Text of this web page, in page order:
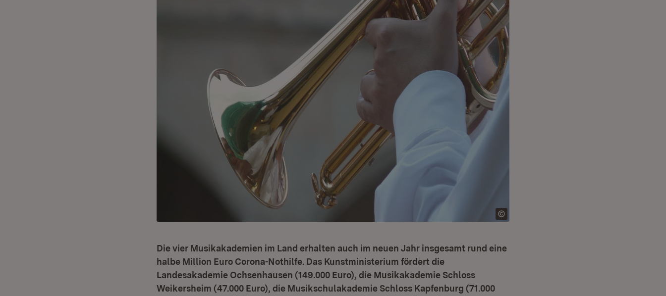
Die vier Musikakademien im Land erhalten auch im neuen Jahr insgesamt rund eine
halbe Million Euro Corona-Nothilfe. Das Kunstministerium fördert die
Landesakademie Ochsenhausen (149.000 Euro), die Musikakademie Schloss
Weikersheim (47.000 Euro), die Musikschulakademie Schloss Kapfenburg (71.000